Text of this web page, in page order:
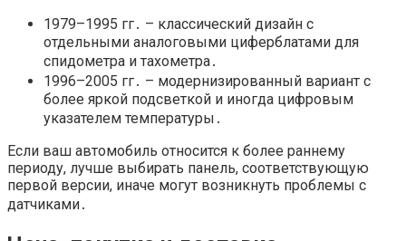
1979–1995 гг․ – классический дизайн с
отдельными аналоговыми циферблатами для
спидометра и тахометра․
1996–2005 гг․ – модернизированный вариант с
более яркой подсветкой и иногда цифровым
указателем температуры․
Если ваш автомобиль относится к более раннему
периоду, лучше выбирать панель, соответствующую
первой версии, иначе могут возникнуть проблемы с
датчиками․